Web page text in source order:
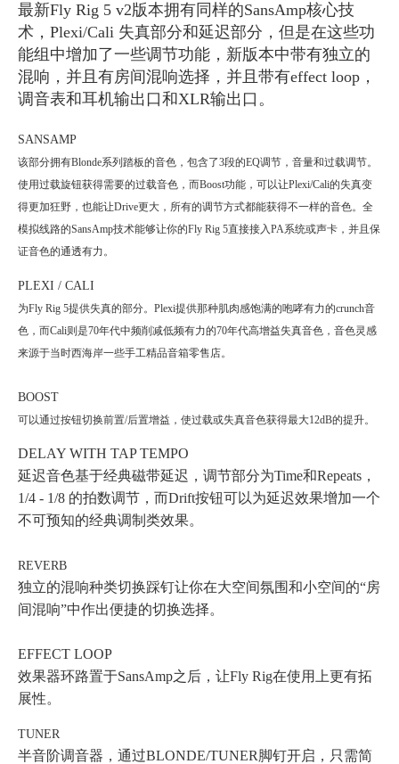
最新Fly Rig 5 v2版本拥有同样的SansAmp核心技
术，Plexi/Cali 失真部分和延迟部分，但是在这些功
能组中增加了一些调节功能，新版本中带有独立的
混响，并且有房间混响选择，并且带有effect loop，
调音表和耳机输出口和XLR输出口。
SANSAMP
该部分拥有Blonde系列踏板的音色，包含了3段的EQ调节，音量和过载调节。
使用过载旋钮获得需要的过载音色，而Boost功能，可以让Plexi/Cali的失真变
得更加狂野，也能让Drive更大，所有的调节方式都能获得不一样的音色。全
模拟线路的SansAmp技术能够让你的Fly Rig 5直接接入PA系统或声卡，并且保
证音色的通透有力。
PLEXI / CALI
为Fly Rig 5提供失真的部分。 Plexi提供那种肌肉感饱满的咆哮有力的crunch音
色，而Cali则是70年代中频削减低频有力的70年代高增益失真音色，音色灵感
来源于当时西海岸一些手工精品音箱零售店。
BOOST
可以通过按钮切换前置/后置增益，使过载或失真音色获得最大12dB的提升。
DELAY WITH TAP TEMPO
延迟音色基于经典磁带延迟，调节部分为Time和Repeats ，
1/4 - 1/8 的拍数调节，而Drift按钮可以为延迟效果增加一个
不可预知的经典调制类效果。
REVERB
独立的混响种类切换踩钉让你在大空间氛围和小空间的“房
间混响”中作出便捷的切换选择。
EFFECT LOOP
效果器环路置于SansAmp之后，让Fly Rig在使用上更有拓
展性。
TUNER
半音阶调音器，通过BLONDE/TUNER脚钉开启，只需简